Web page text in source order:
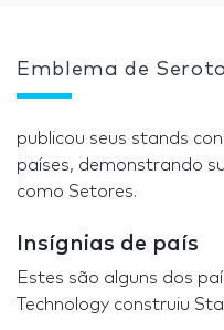
Emblema de
publicou seus stands
países, demonstrando
como Setores.
Insígnias de país
Estes são alguns dos
Technology construiu